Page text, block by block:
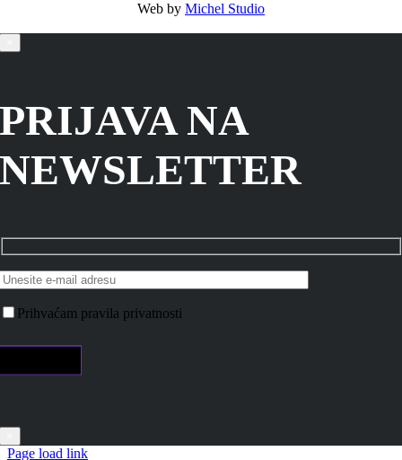
Web by Michel Studio
PRIJAVA NA
NEWSLETTER
Prihvaćam pravila privatnosti
Page load link